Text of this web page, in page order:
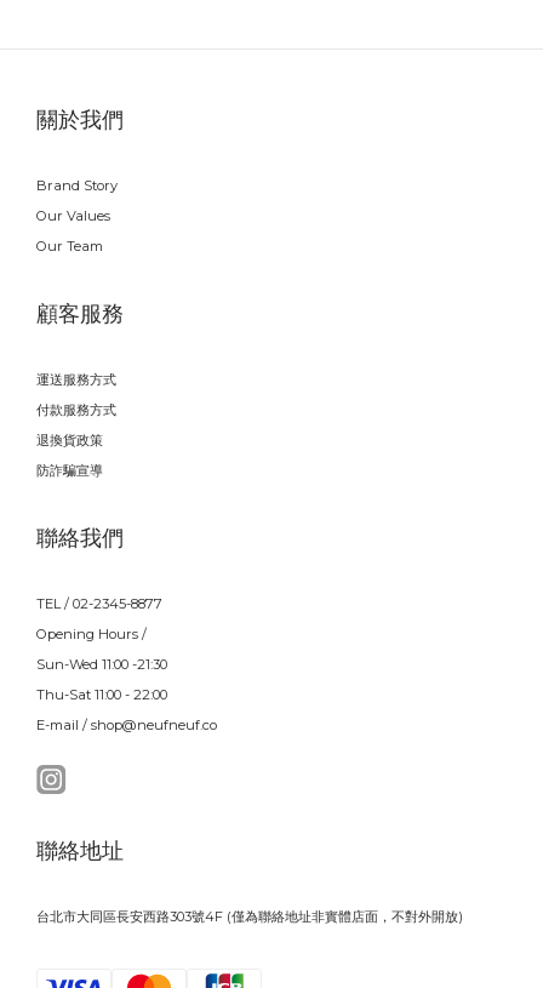
關於我們
Brand Story
Our Values
Our Team
顧客服務
運送服務方式
付款服務方式
退換貨政策
防詐騙宣導
聯絡我們
TEL / 02-2345-8877
Opening Hours /
Sun-Wed 11:00 -21:30
Thu-Sat 11:00 - 22:00
E-mail / shop@neufneuf.co
聯絡地址
台北市大同區長安西路303號4F (僅為聯絡地址非實體店面，不對外開放)